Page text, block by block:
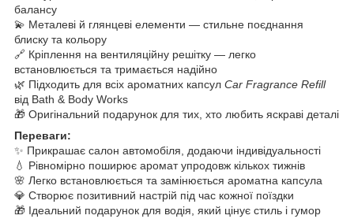
балансу
💫 Металеві й глянцеві елементи — стильне поєднання
блиску та кольору
🔗 Кріплення на вентиляційну решітку — легко
встановлюється та тримається надійно
🌿 Підходить для всіх ароматних капсул Car Fragrance Refill
від Bath & Body Works
🎁 Оригінальний подарунок для тих, хто любить яскраві деталі
Переваги:
✨ Прикрашає салон автомобіля, додаючи індивідуальності
💧 Рівномірно поширює аромат упродовж кількох тижнів
🌸 Легко встановлюється та замінюється ароматна капсула
💎 Створює позитивний настрій під час кожної поїздки
🎁 Ідеальний подарунок для водія, який цінує стиль і гумор